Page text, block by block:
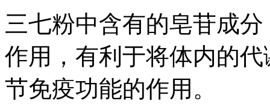
三七粉中含有的皂苷成
作用，有利于将体内的
节免疫功能的作用。